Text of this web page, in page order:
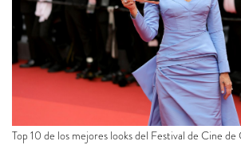
Top 10 de los mejores looks del Festival de Cine